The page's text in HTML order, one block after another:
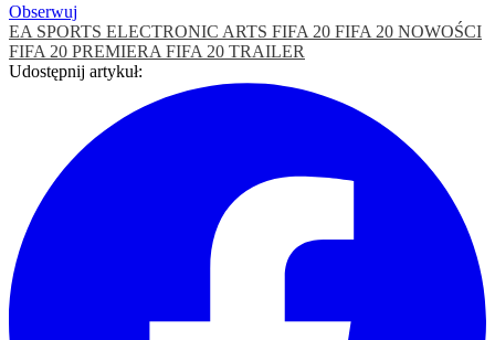
Obserwuj
EA SPORTS ELECTRONIC ARTS FIFA 20 FIFA 20 NOWOŚCI
FIFA 20 PREMIERA FIFA 20 TRAILER
Udostępnij artykuł: